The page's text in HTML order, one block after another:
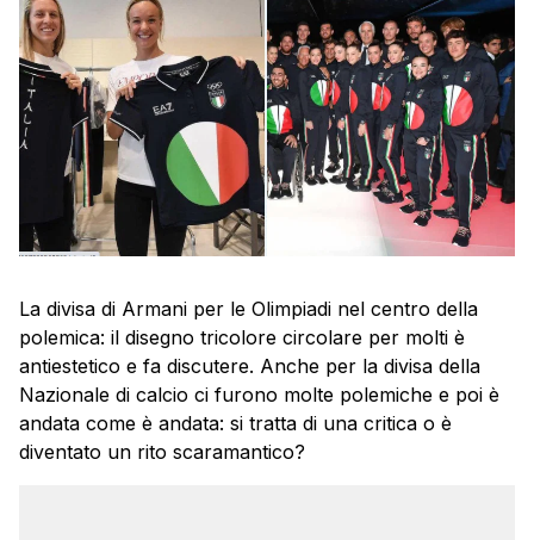
La divisa di Armani per le Olimpiadi nel centro della
polemica: il disegno tricolore circolare per molti è
antiestetico e fa discutere. Anche per la divisa della
Nazionale di calcio ci furono molte polemiche e poi è
andata come è andata: si tratta di una critica o è
diventato un rito scaramantico?